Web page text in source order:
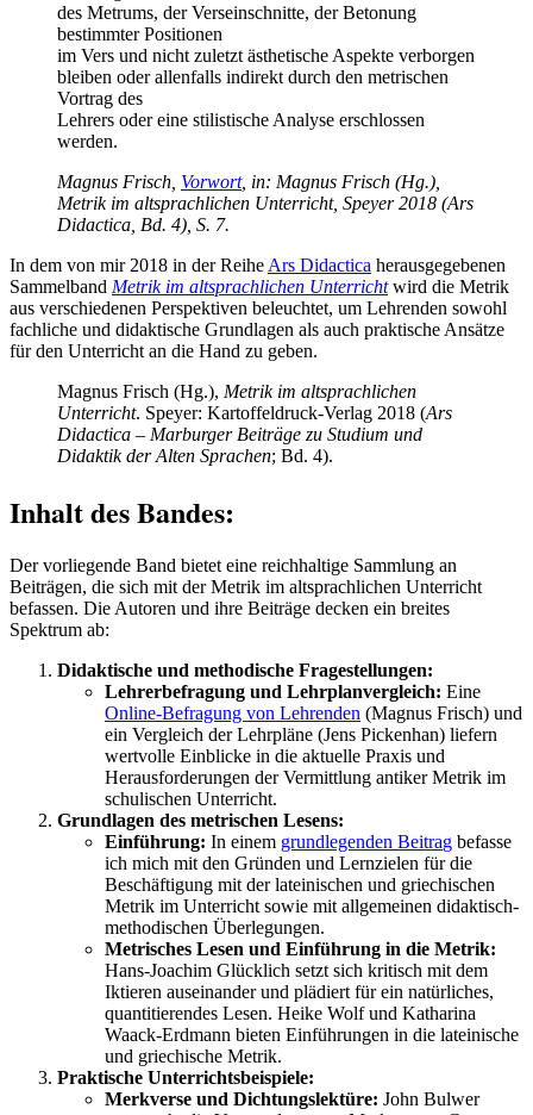
des Metrums, der Verseinschnitte, der Betonung
bestimmter Positionen
im Vers und nicht zuletzt ästhetische Aspekte verborgen
bleiben oder allenfalls indirekt durch den metrischen
Vortrag des
Lehrers oder eine stilistische Analyse erschlossen
werden.
Magnus Frisch, Vorwort, in: Magnus Frisch (Hg.),
Metrik im altsprachlichen Unterricht, Speyer 2018 (Ars
Didactica, Bd. 4), S. 7.
In dem von mir 2018 in der Reihe Ars Didactica herausgegebenen
Sammelband Metrik im altsprachlichen Unterrichtwird die Metrik
aus verschiedenen Perspektiven beleuchtet, um Lehrenden sowohl
fachliche und didaktische Grundlagen als auch praktische Ansätze
für den Unterricht an die Hand zu geben.
Magnus Frisch (Hg.), Metrik im altsprachlichen
Unterricht. Speyer: Kartoffeldruck-Verlag 2018 (Ars
Didactica – Marburger Beiträge zu Studium und
Didaktik der Alten Sprachen; Bd. 4).
Inhalt des Bandes:
Der vorliegende Band bietet eine reichhaltige Sammlung an
Beiträgen, die sich mit der Metrik im altsprachlichen Unterricht
befassen. Die Autoren und ihre Beiträge decken ein breites
Spektrum ab:
Didaktische und methodische Fragestellungen:
Lehrerbefragung und Lehrplanvergleich: Eine
Online-Befragung von Lehrenden (Magnus Frisch) und
ein Vergleich der Lehrpläne (Jens Pickenhan) liefern
wertvolle Einblicke in die aktuelle Praxis und
Herausforderungen der Vermittlung antiker Metrik im
schulischen Unterricht.
Grundlagen des metrischen Lesens:
Einführung: In einem grundlegenden Beitrag befasse
ich mich mit den Gründen und Lernzielen für die
Beschäftigung mit der lateinischen und griechischen
Metrik im Unterricht sowie mit allgemeinen didaktisch-
methodischen Überlegungen.
Metrisches Lesen und Einführung in die Metrik:
Hans-Joachim Glücklich setzt sich kritisch mit dem
Iktieren auseinander und plädiert für ein natürliches,
quantitierendes Lesen. Heike Wolf und Katharina
Waack-Erdmann bieten Einführungen in die lateinische
und griechische Metrik.
Praktische Unterrichtsbeispiele:
Merkverse und Dichtungslektüre: John Bulwer